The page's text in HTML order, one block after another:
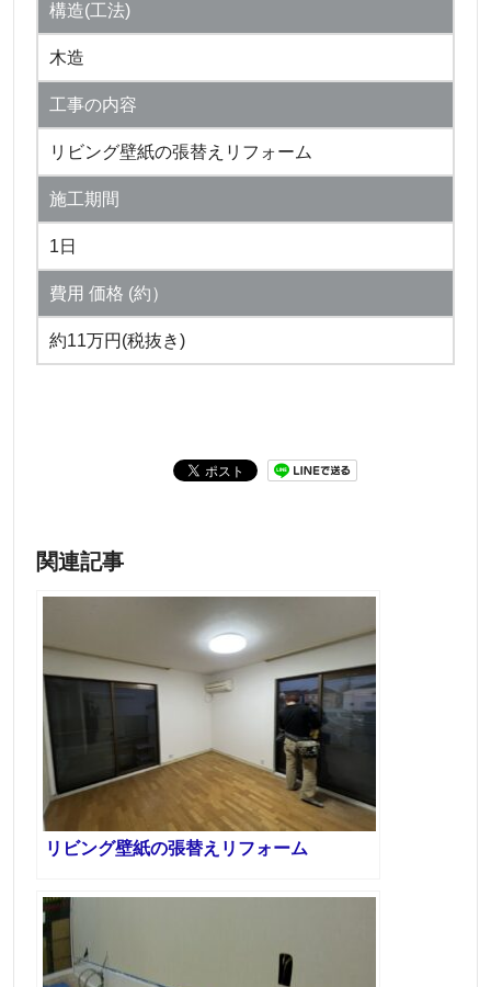
構造(工法)
木造
工事の内容
リビング壁紙の張替えリフォーム
施工期間
1日
費用 価格 (約）
約11万円(税抜き)
関連記事
リビング壁紙の張替えリフォーム